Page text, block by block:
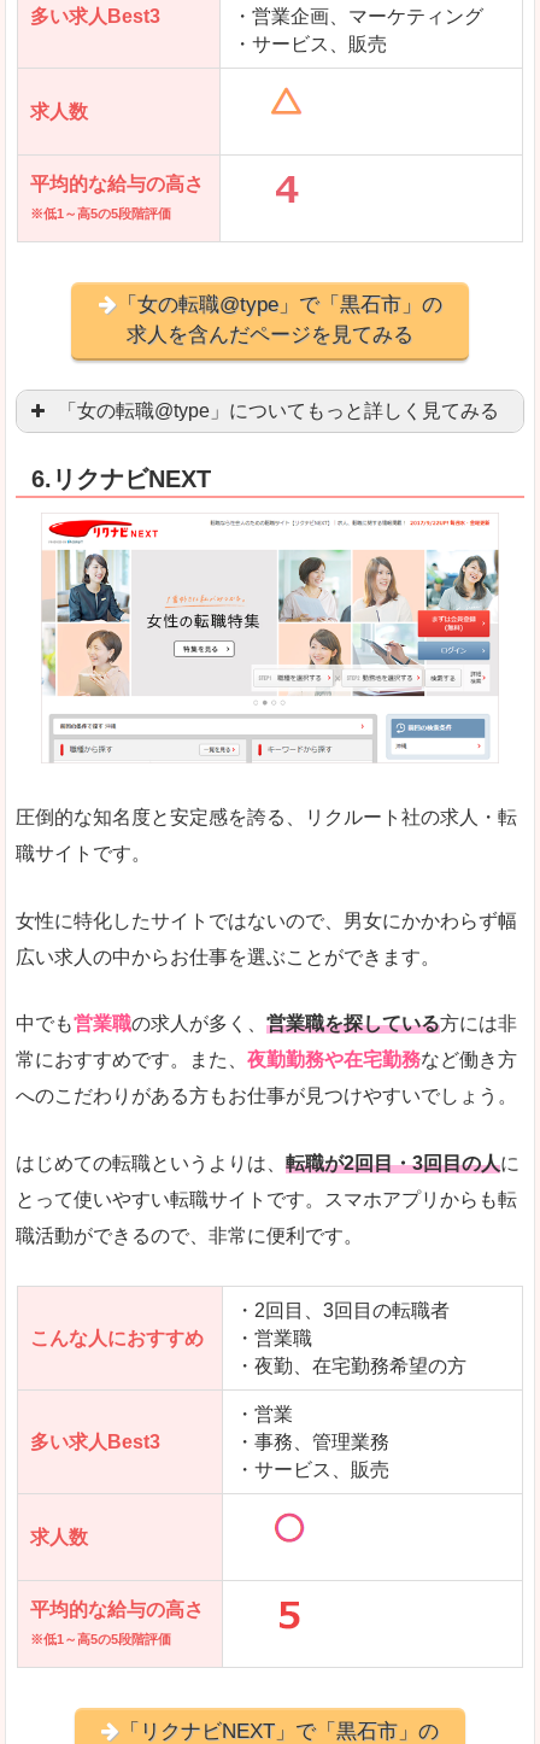
多い求人Best3
・営業企画、マーケティング
・サービス、販売
求人数
平均的な給与の高さ
※低1～高5の5段階評価
「女の転職@type」で「黒石市」の
求人を含んだページを見てみる
「女の転職@type」についてもっと詳しく見てみる
良いところ
正社員求人が約80％、正社員で長く働きたい方に
働く女のワーク＆ライフマガジン「woman type
悪いところ
求人の掲載数が少ないです。
求人の掲載情報の文字が小さめで、少し見づらい
詳しい説明
女性でエンジニア職への転職をお考えの方は、こ
エンジニア職の求人においては、ほかにない専門
求人数が少ないので、逆に探しやすいといった一
求人を含んだページを見てみる
6.リクナビNEXT
圧倒的な知名度と安定感を誇る、リクルート社の求人・転
職サイトです。
女性に特化したサイトではないので、男女にかかわらず幅
広い求人の中からお仕事を選ぶことができます。
中でも営業職の求人が多く、 営業職を探している方には非
常におすすめです。また、 夜勤勤務や在宅勤務など働き方
へのこだわりがある方もお仕事が見つけやすいでしょう。
はじめての転職というよりは、 転職が2回目・3回目の人に
とって使いやすい転職サイトです。スマホアプリからも転
職活動ができるので、非常に便利です。
こんな人におすすめ
・2回目、3回目の転職者
・営業職
・夜勤、在宅勤務希望の方
多い求人Best3
・営業
・事務、管理業務
・サービス、販売
求人数
平均的な給与の高さ
※低1～高5の5段階評価
「リクナビNEXT」で「黒石市」の